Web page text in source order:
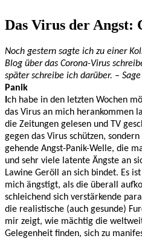
Das Virus der Angst:
Noch gestern sagte ich zu einer
Blog über das Corona-Virus
später schreibe ich darüber. –
Panik
Ich habe in den letzten Wochen
das Virus an mich herankommen
die Zeitungen gelesen und TV
gegen das Virus schützen,
gehende Angst-Panik-Welle, die
und sehr viele latente Ängste an
Lawine Geröll an sich bindet. Es
mich ängstigt, als die überall
schleichend sich verstärkende
die realistische (auch gesunde)
mir zeigt, wie mächtig die
Gelegenheit finden, sich zu